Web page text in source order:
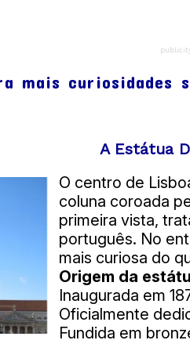
a economia colonial
sob antigos
catalogadas
ninguém fala disso
urbana
simplificada.
mais curiosidades
A Estátua
O centro de
coluna coroada
primeira vista,
português. No
mais curiosa do
Origem da
Inaugurada em
Oficialmente
Fundida em